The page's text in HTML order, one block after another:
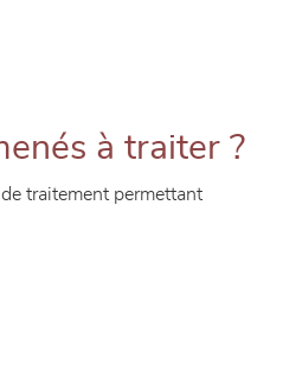
à traiter ?
traitement permettant